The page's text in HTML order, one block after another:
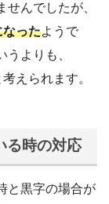
せんでしたが、
なったようで
よりも、
えられます。
る時の対応
と黒字の場合が